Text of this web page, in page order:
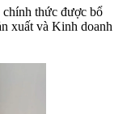
thức được bổ
xuất và Kinh doanh